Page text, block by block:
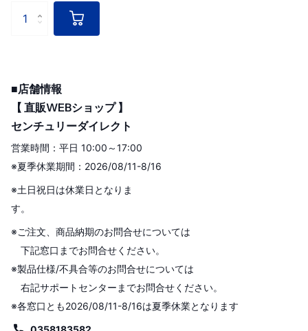
■店舗情報
【 直販WEBショップ 】
センチュリーダイレクト
営業時間：平日 10:00～17:00
※夏季休業期間：2026/08/11-8/16
※土日祝日は休業日となりま
す。
※ご注文、商品納期のお問合せについては
下記窓口までお問合せください。
※製品仕様/不具合等のお問合せについては
右記サポートセンターまでお問合せください。
※各窓口とも2026/08/11-8/16は夏季休業となります